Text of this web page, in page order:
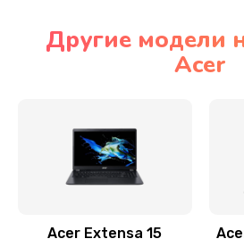
Настройка
Замена
Заказать
Другие модели
Acer
Acer Extensa 15